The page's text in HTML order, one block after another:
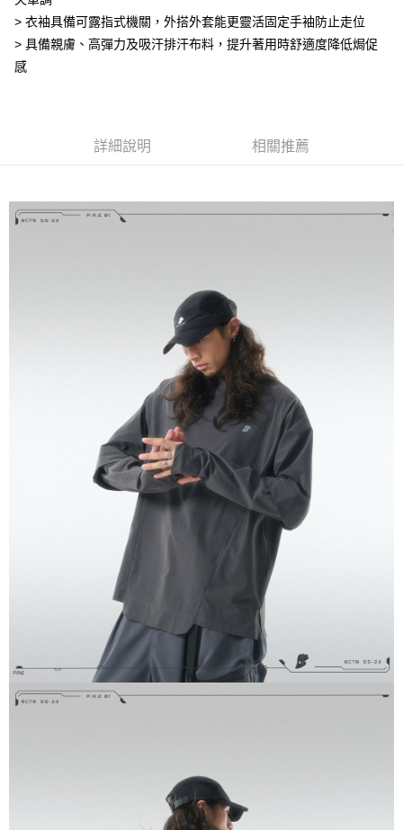
【「AFTEE先享後付」結帳流程】
１．於結帳方式選擇「AFTEE先享後付」後，將跳轉至「AFTEE先享後付」
結帳頁面，進行簡訊認證並確認金額後，即可完成結帳。
３．收到繳費通知簡訊後14天內，點擊此簡訊中的連結，可透過四大超商／
後付繳納相關費用。
※ 交易是否成功請以「AFTEE先享後付 」之結帳頁面顯示為準，若有關於
【注意事項】
３．未成年的使用者請事先徵得法定代理人或監護人之同意方可使用
「AFTEE先享後付」，若未經同意申辦者引起之損失，本公司不負相關責
４．使用「AFTEE先享後付」時，將依據個別帳號之用戶狀況，依本公司即
時審查核予不同之上限額度；若仍有額度不足之情形，本公司將視審查結果
５．嚴禁一人註冊多個帳號或使用他人資訊註冊。若發現惡意使用之情形，
恩沛科技股份有限公司將有權停止該用戶之使用額度並採取法律行動。
每筆NT$60，滿NT$1,500(含以上)免運費
7-11取貨付款
每筆NT$60，滿NT$1,500(含以上)免運費
> 衣袖具備可露指式機關，外搭外套能更靈活固定手袖防止走位
> 具備親膚、高彈力及吸汗排汗布料，提升著用時舒適度降低焗促
感
詳細說明 相關推薦